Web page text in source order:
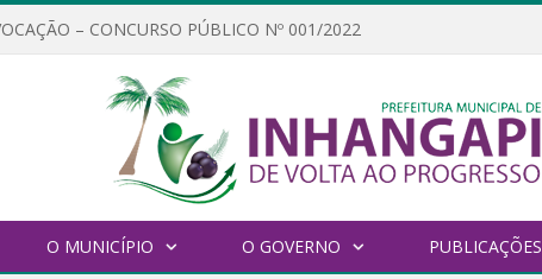
– CONCURSO PÚBLICO Nº 001/2022
O MUNICÍPIO O GOVERNO PUBLICAÇÕES